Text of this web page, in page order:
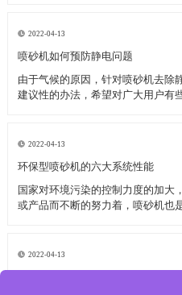
件翻新：
2022-04-13
喷砂机如何预防静电问题
由于气候的原因，针对喷砂机去除
建议性的办法，希望对广大用户有些实践性的
的正电荷，当物体外表
2022-04-13
环保型喷砂机的六大系统性能
国家对环境污染的控制力度的加大
或产品而不断的努力着，喷砂机也
2022-04-13